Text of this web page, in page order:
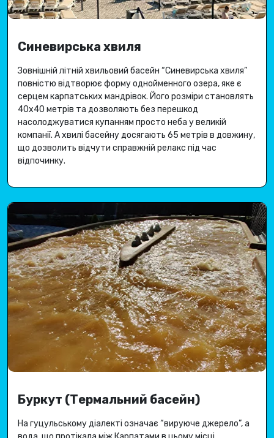
Синевирська хвиля
Зовнішній літній хвильовий басейн “Синевирська хвиля”
повністю відтворює форму однойменного озера, яке є
серцем карпатських мандрівок. Його розміри становлять
40х40 метрів та дозволяють без перешкод
насолоджуватися купанням просто неба у великій
компанії. А хвилі басейну досягають 65 метрів в довжину,
що дозволить відчути справжній релакс під час
відпочинку.
Буркут (Термальний басейн)
На гуцульському діалекті означає “вируюче джерело”, а